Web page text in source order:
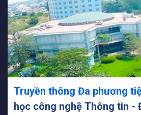
Truyền thông Đa phương
học công nghệ Thông tin -